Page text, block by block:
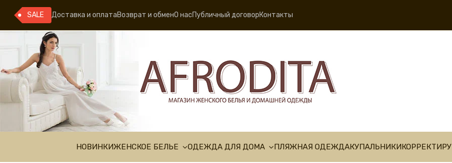
SALE Доставка и оплатаВозврат и обменО насПубличный договорКонтакты
НОВИНКИЖЕНСКОЕ БЕЛЬЕ ОДЕЖДА ДЛЯ ДОМА ПЛЯЖНАЯ ОДЕЖДАКУПАЛЬНИКИ